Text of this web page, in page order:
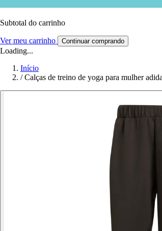
Subtotal do carrinho
Ver meu carrinho Continuar comprando
Loading...
Início
/ Calças de treino de yoga para mulher